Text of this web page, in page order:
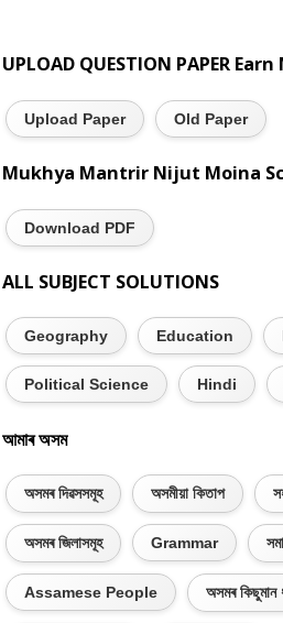
UPLOAD QUESTION PAPER
Upload Paper Old Paper
Mukhya Mantrir Nijut Moina
Download PDF
ALL SUBJECT SOLUTIONS
Geography Education
Political Science Hindi
আমাৰ অসম
অসমৰ দিৱসসমূহ অসমীয়া কিতাপ
অসমৰ জিলাসমূহ Grammar
Assamese People অসমৰ কিছুমান